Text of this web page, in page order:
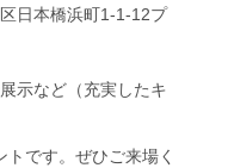
日本橋浜町1-1-12プ
示など（充実したキ
です。ぜひご来場く